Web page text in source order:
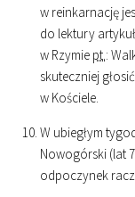
w reinkarnację
do lektury
w Rzymie pt.:
skuteczniej
w Kościele.
W ubiegłym
Nowogórski (lat
odpoczynek